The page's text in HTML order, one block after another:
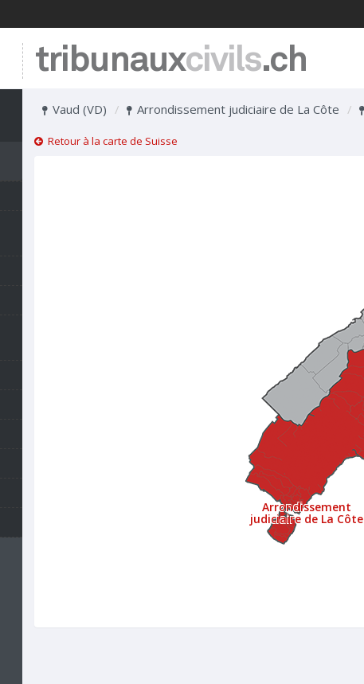
tribunauxcivils.ch
Vaud (VD) Arrondissement judiciaire de La Côte
Retour à la carte de Suisse
Arrondissement
judiciaire de La Côte